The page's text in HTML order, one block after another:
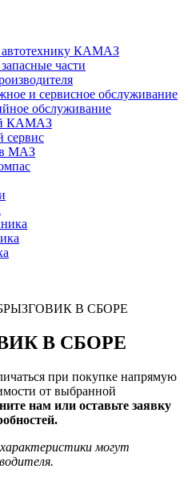
автотехнику КАМАЗ
части
и сервисное обслуживание
обслуживание
КАМАЗ
сервис
МАЗ
В СБОРЕ
В СБОРЕ
при покупке напрямую
от выбранной
нам или оставьте заявку
могут